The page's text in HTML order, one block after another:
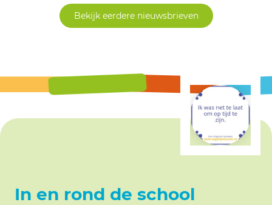
Bekijk eerdere nieuwsbrieven
In en rond de school